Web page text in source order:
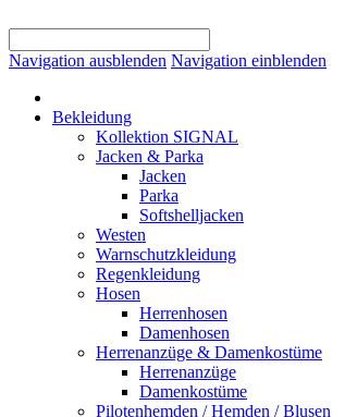
Navigation ausblenden Navigation einblenden
Bekleidung
Kollektion SIGNAL
Jacken & Parka
Jacken
Parka
Softshelljacken
Westen
Warnschutzkleidung
Regenkleidung
Hosen
Herrenhosen
Damenhosen
Herrenanzüge & Damenkostüme
Herrenanzüge
Damenkostüme
Pilotenhemden / Hemden / Blusen